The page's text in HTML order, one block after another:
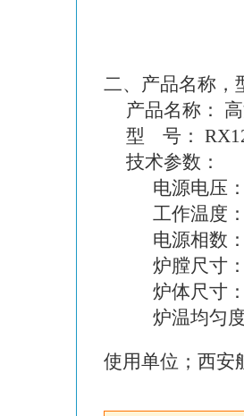
二、产品名称，
产品名称：
型 号：
技术参数：
电源电压
工作温度
电源相数
炉膛尺寸：
炉体尺寸：
炉温均匀
使用单位；西安